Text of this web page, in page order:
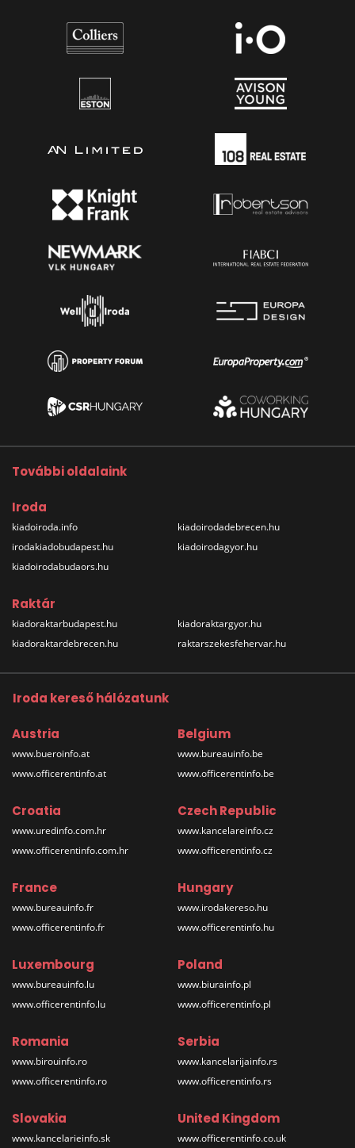
További oldalaink
Iroda
kiadoiroda.info
irodakiadobudapest.hu
kiadoirodabudaors.hu
kiadoirodadebrecen.hu
kiadoirodagyor.hu
Raktár
kiadoraktarbudapest.hu
kiadoraktardebrecen.hu
kiadoraktargyor.hu
raktarszekesfehervar.hu
Iroda kereső hálózatunk
Austria
www.bueroinfo.at
www.officerentinfo.at
Belgium
www.bureauinfo.be
www.officerentinfo.be
Croatia
www.uredinfo.com.hr
www.officerentinfo.com.hr
Czech Republic
www.kancelareinfo.cz
www.officerentinfo.cz
France
www.bureauinfo.fr
www.officerentinfo.fr
Hungary
www.irodakereso.hu
www.officerentinfo.hu
Luxembourg
www.bureauinfo.lu
www.officerentinfo.lu
Poland
www.biurainfo.pl
www.officerentinfo.pl
Romania
www.birouinfo.ro
www.officerentinfo.ro
Serbia
www.kancelarijainfo.rs
www.officerentinfo.rs
Slovakia
www.kancelarieinfo.sk
United Kingdom
www.officerentinfo.co.uk